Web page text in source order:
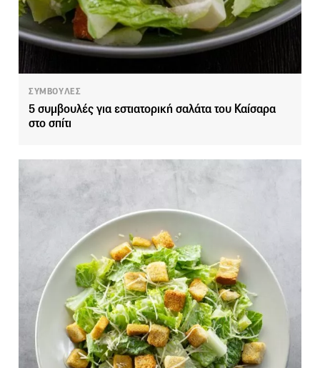
ΣΥΜΒΟΥΛΕΣ
5 συμβουλές για εστιατορική σαλάτα του Καίσαρα
στο σπίτι